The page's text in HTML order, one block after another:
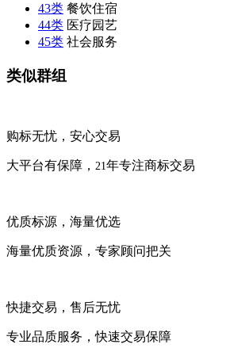
43类 餐饮住宿
44类 医疗园艺
45类 社会服务
类似群组
购标无忧，安心交易
大平台有保障， 21年专注商标交易
优质标源，海量优选
海量优质资源，专家顾问把关
快捷交易，售后无忧
专业品质服务，快速交易保障